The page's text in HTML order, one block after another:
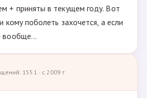
+ приняты в текущем году. Вот
кому поболеть захочется, а если
вообще...
1551 · с 2009 г.